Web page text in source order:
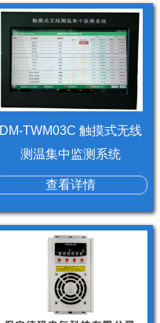
DM-TWM03C 触摸式无线
测温集中监测系统
查看详情